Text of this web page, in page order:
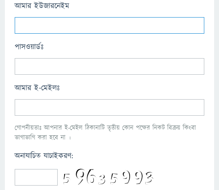
আমার ইউজারনেইম
পাসওয়ার্ডঃ
আমার ই-মেইলঃ
গোপনীয়তাঃ আপনার ই-মেইল ঠিকানাটি তৃতীয় কোন পক্ষের নিকট বিক্রয় কিংবা
ভাগাভাগি করা হবে না ।
অনাযাচিত যাচাইকরণ: